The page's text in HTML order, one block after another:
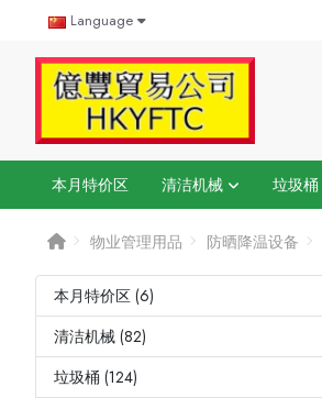
Language
本月特价区 清洁机械 垃圾桶
物业管理用品 防晒降温设备
本月特价区 (6)
清洁机械 (82)
垃圾桶 (124)